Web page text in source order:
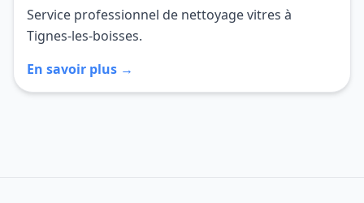
Service professionnel de nettoyage vitres à
Tignes-les-boisses.
En savoir plus →